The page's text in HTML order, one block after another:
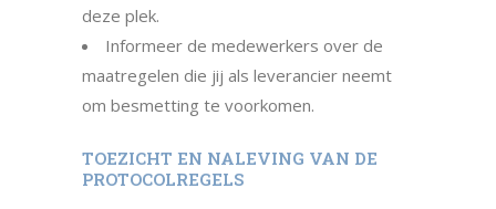
deze plek.
Informeer de medewerkers over de
maatregelen die jij als leverancier neemt
om besmetting te voorko­men.
TOEZICHT EN NALEVING VAN DE
PROTOCOLREGELS